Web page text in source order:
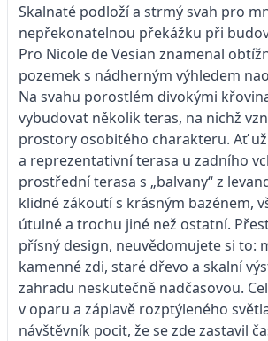
Skalnaté podloží a strmý svah pro
nepřekonatelnou překážku při
Pro Nicole de Vesian znamenal
pozemek s nádherným výhledem
Na svahu porostlém divokými
vybudovat několik teras, na nichž
prostory osobitého charakteru. Ať
a reprezentativní terasa u zadního
prostřední terasa s „balvany“ z
klidné zákoutí s krásným bazénem,
útulné a trochu jiné než ostatní.
přísný design, neuvědomujete si to:
kamenné zdi, staré dřevo a skalní
zahradu neskutečně nadčasovou.
v oparu a záplavě rozptýleného
návštěvník pocit, že se zde zastavil